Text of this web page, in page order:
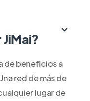
de beneficios a
red de más de
lugar de